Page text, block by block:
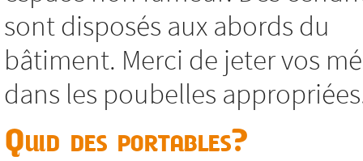
sont disposés aux abords du
bâtiment. Merci de jeter vos
dans les poubelles
Quid des portables?